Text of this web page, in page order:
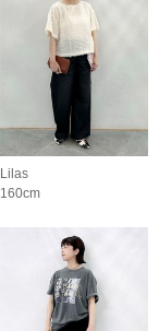
Lilas
160cm